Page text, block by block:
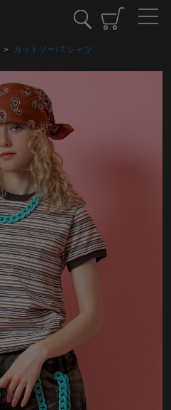
> カットソー/Ｔシャツ